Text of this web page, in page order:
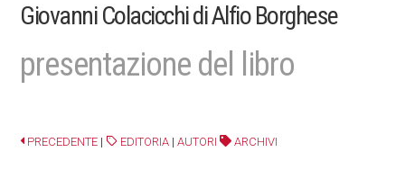
Giovanni Colacicchi di Alfio Borghese
presentazione del libro
PRECEDENTE | EDITORIA |AUTORI ARCHIVI